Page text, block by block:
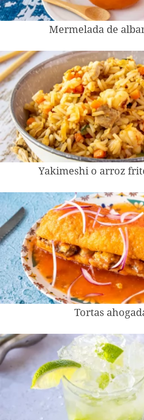
Mermelada de
Yakimeshi o arroz
Tortas